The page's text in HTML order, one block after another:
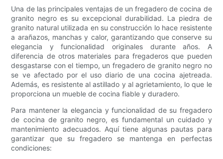
Una de las principales ventajas de un fregadero de cocina de
granito negro es su excepcional durabilidad. La piedra de
granito natural utilizada en su construcción lo hace resistente
a arañazos, manchas y calor, garantizando que conserve su
elegancia y funcionalidad originales durante años. A
diferencia de otros materiales para fregaderos que pueden
desgastarse con el tiempo, un fregadero de granito negro no
se ve afectado por el uso diario de una cocina ajetreada.
Además, es resistente al astillado y al agrietamiento, lo que le
proporciona un mueble de cocina fiable y duradero.
Para mantener la elegancia y funcionalidad de su fregadero
de cocina de granito negro, es fundamental un cuidado y
mantenimiento adecuados. Aquí tiene algunas pautas para
garantizar que su fregadero se mantenga en perfectas
condiciones: